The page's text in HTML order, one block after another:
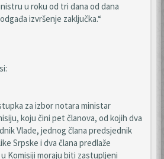
u roku od tri dana od dana
izvršenje zaključka.“
za izbor notara ministar
koju čini pet članova, od kojih dva
Vlade, jednog člana predsjednik
Srpske i dva člana predlaže
Komisiji moraju biti zastupljeni